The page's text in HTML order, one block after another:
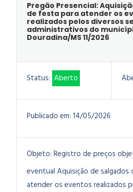
Pregão Presencial:
de festa para atender os
realizados pelos diversos
administrativos do
Douradina/MS 11/2026
Status: Aberto
Publicado em: 14/05/2026
Objeto: Registro de preços
eventual Aquisição de salgados
atender os eventos realizados